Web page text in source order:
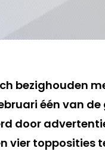
bezighouden
één van
door
vier topposities